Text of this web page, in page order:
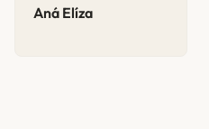
Aná Elíza